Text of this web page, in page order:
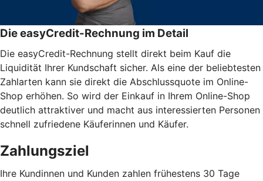
Die easyCredit-Rechnung im Detail
Die easyCredit-Rechnung stellt direkt beim Kauf die
Liquidität Ihrer Kundschaft sicher. Als eine der beliebtesten
Zahlarten kann sie direkt die Abschlussquote im Online-
Shop erhöhen. So wird der Einkauf in Ihrem Online-Shop
deutlich attraktiver und macht aus interessierten Personen
schnell zufriedene Käuferinnen und Käufer.
Zahlungsziel
Ihre Kundinnen und Kunden zahlen frühestens 30 Tage